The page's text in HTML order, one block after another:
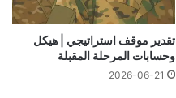
تقدير موقف استراتيجي | هيكل
وحسابات المرحلة المقبلة
2026-06-21